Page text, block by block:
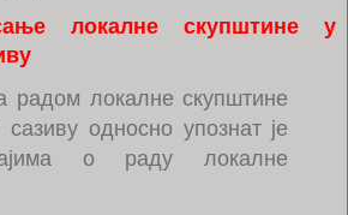
локалне скупштине у
радом локалне скупштине
односно упознат је
о раду локалне